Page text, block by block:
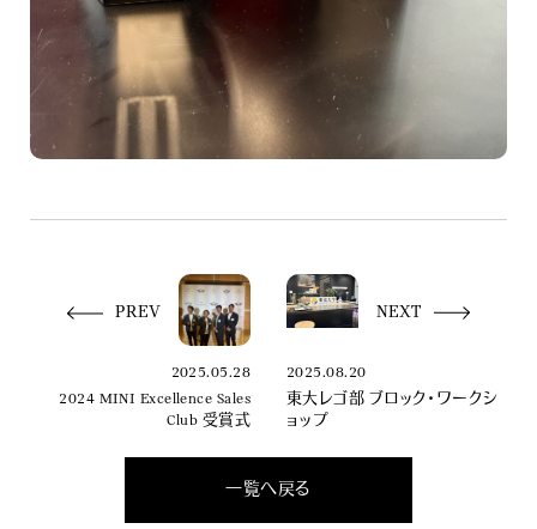
PREV
2025.05.28
2024 MINI Excellence Sales
Club 受賞式
NEXT
2025.08.20
東大レゴ部 ブロック・ワークシ
ョップ
一覧へ戻る